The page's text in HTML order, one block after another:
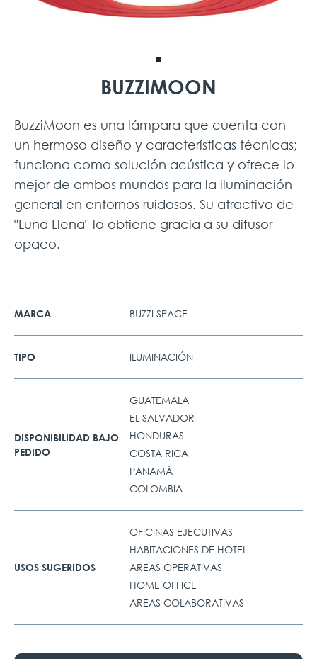
BUZZIMOON
BuzziMoon es una lámpara que cuenta con
un hermoso diseño y características técnicas;
funciona como solución acústica y ofrece lo
mejor de ambos mundos para la iluminación
general en entornos ruidosos. Su atractivo de
"Luna Llena" lo obtiene gracia a su difusor
opaco.
MARCA BUZZI SPACE
TIPO ILUMINACIÓN
DISPONIBILIDAD BAJO
PEDIDO
GUATEMALA
EL SALVADOR
HONDURAS
COSTA RICA
PANAMÁ
COLOMBIA
USOS SUGERIDOS
OFICINAS EJECUTIVAS
HABITACIONES DE HOTEL
AREAS OPERATIVAS
HOME OFFICE
AREAS COLABORATIVAS